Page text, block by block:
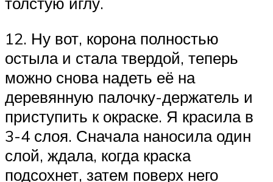
12. Ну вот, корона полностью
остыла и стала твердой, теперь
можно снова надеть её на
деревянную палочку-держатель и
приступить к окраске. Я красила в
3-4 слоя. Сначала наносила один
слой, ждала, когда краска
подсохнет, затем поверх него